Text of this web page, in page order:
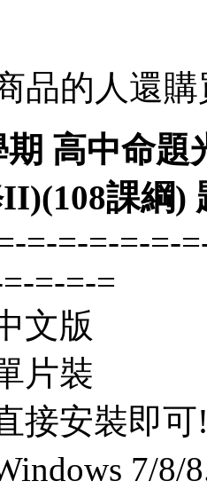
品的人還購
期 高中命
課綱)
=-=-=-=-=-
=-=-=
文版
片裝
接安裝即可
7/8/